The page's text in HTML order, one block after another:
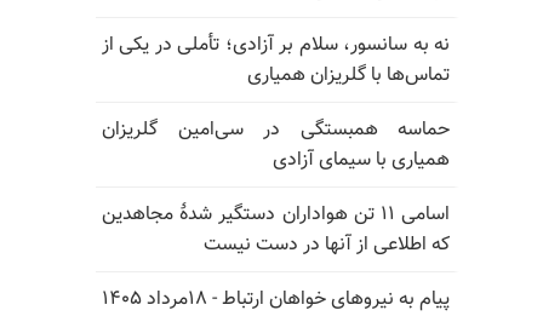
نه به سانسور، سلام بر آزادی؛ تأملی در یکی از
تماس‌ها با گلریزان همیاری
حماسه همبستگی در سی‌امین گلریزان
همیاری با سیمای آزادی
اسامی ۱۱ تن هواداران دستگیر شدهٔ مجاهدین
که اطلاعی از آنها در دست نیست
پیام به نیروهای خواهان ارتباط - ۱۸مرداد ۱۴۰۵